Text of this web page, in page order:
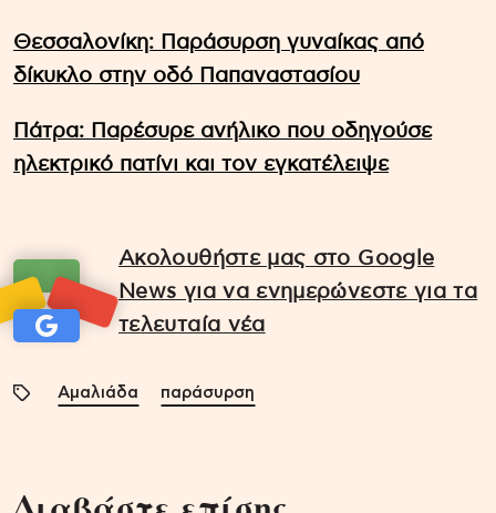
Θεσσαλονίκη: Παράσυρση γυναίκας από
δίκυκλο στην οδό Παπαναστασίου
Πάτρα: Παρέσυρε ανήλικο που οδηγούσε
ηλεκτρικό πατίνι και τον εγκατέλειψε
Ακολουθήστε μας στο Google
News για να ενημερώνεστε για τα
τελευταία νέα
Αμαλιάδα παράσυρση